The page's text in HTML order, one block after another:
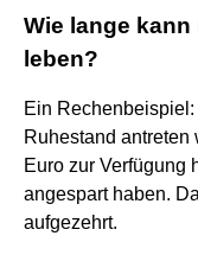
Wie lange kann
leben?
Ein
Ruhestand
Euro zur Verfügung
angespart haben.
aufgezehrt.